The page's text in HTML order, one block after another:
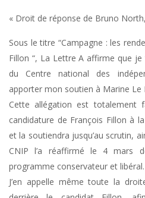
« Droit de réponse de Bruno
Sous le titre “Campagne : les
Fillon “, La Lettre A affirme que
du Centre national des
apporter mon soutien à Marine Le
Cette allégation est totalement
candidature de François Fillon à
et la soutiendra jusqu’au scrutin,
CNIP l’a réaffirmé le 4 mars
programme conservateur et libéral.
J’en appelle même toute la